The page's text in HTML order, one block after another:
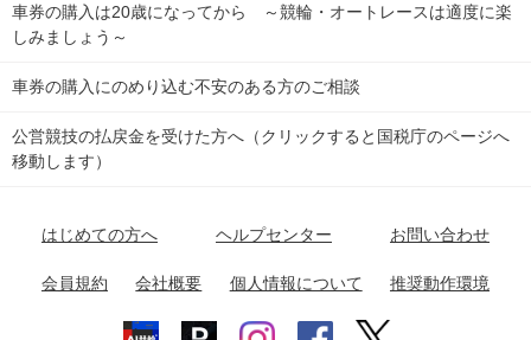
Dokanto!
チャリロトプラザ
キャリーオーバー一覧
関
東
弥彦競輪場 前橋競輪場 取手競輪場 宇都宮競輪場
関
東
小田原競輪場
名古屋競輪場 岐阜競輪場 大垣競輪場 豊橋競輪場
富山競輪場 松阪競輪場 四日市競輪場
福井競輪場 奈良競輪場 向日町競輪場
競輪選手情報
Perfecta Navi
netkeirin
車券の購入は20歳になってから ～競輪・オートレースは適度に楽
しみましょう～
車券の購入にのめり込む不安のある方のご相談
公営競技の払戻金を受けた方へ（クリックすると国税庁のページへ
移動します）
はじめての方へ ヘルプセンター お問い合わせ
会員規約 会社概要 個人情報について 推奨動作環境